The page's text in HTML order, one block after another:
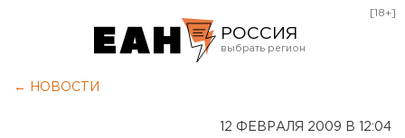
РОССИЯ
[18+]
← НОВОСТИ
12 ФЕВРАЛЯ 2009 В 12:04